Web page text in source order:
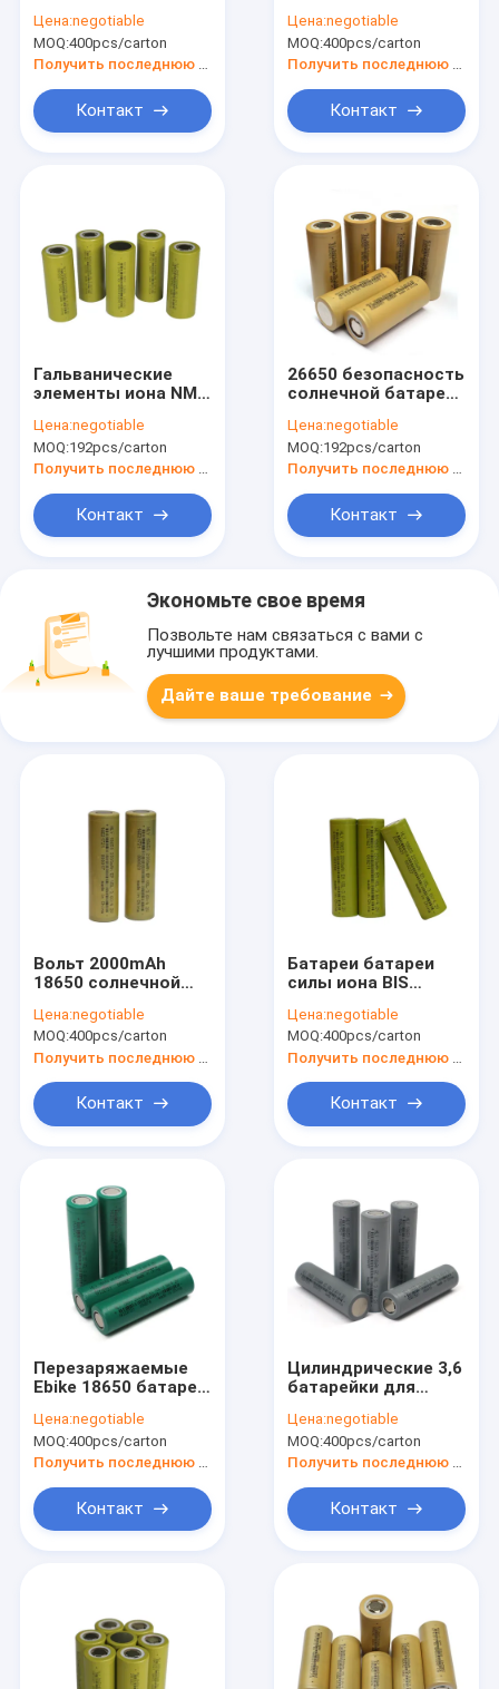
О нас
клетку силы
солнечной батареи
18650
Цена:negotiable
MOQ:400pcs/carton
Контакт
3.6V 2600mAh
перезаряжаемые
сильный для
инструментов
Цена:negotiable
MOQ:400pcs/carton
Контакт
Гальванические
элементы иона NMC
3.6v
цилиндрические Li
для электрического
Цена:negotiable
MOQ:192pcs/carton
Получить последнюю цену
Контакт
26650 безопасность
солнечной батареи
лития NMC
перезаряжаемые
высокая
Цена:negotiable
MOQ:192pcs/carton
Получить последнюю цену
Контакт
Экономьте свое время
Позвольте нам связаться с вами с
лучшими продуктами.
Дайте ваше требование
Вольт 2000mAh
18650 солнечной
накопления энергии
500 раз
перезаряжаемые
Цена:negotiable
MOQ:400pcs/carton
Контакт
Батареи батареи
силы иона BIS
солнечные
приведенные в
действие
перезаряжаемые
для на открытом
воздухе светов
Цена:negotiable
MOQ:400pcs/carton
Контакт
Перезаряжаемые
Ebike 18650 батарей
клеток 3.6v
2500mAh солнечных
Цена:negotiable
MOQ:400pcs/carton
Получить последнюю цену
Контакт
Цилиндрические 3,6
батарейки для
2600mAh батареи
лития v 18650
перезаряжаемые
Цена:negotiable
MOQ:400pcs/carton
Получить последнюю цену
Контакт